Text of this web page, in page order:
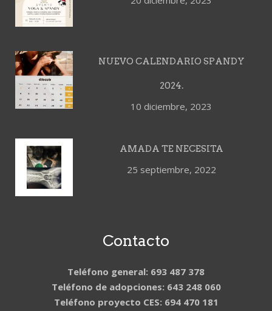
NUEVO CALENDARIO SPANDY
2024.
10 diciembre, 2023
AMADA TE NECESITA
25 septiembre, 2022
Contacto
Teléfono general: 693 487 378
Teléfono de adopciones: 643 248 060
Teléfono proyecto CES: 694 470 181